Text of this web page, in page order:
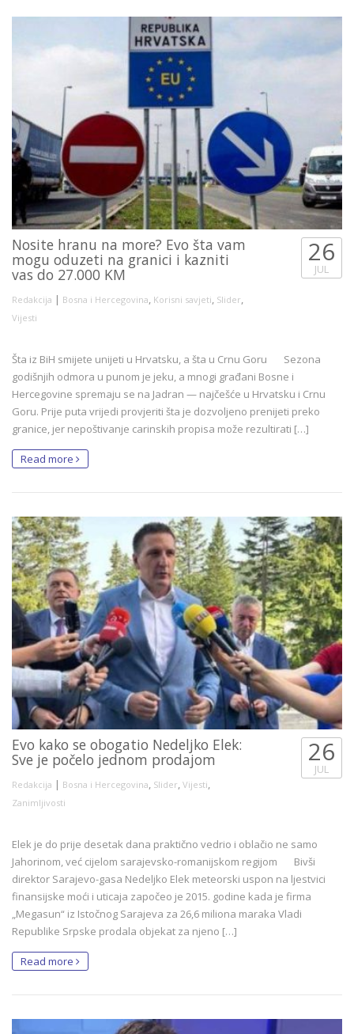
Nosite hranu na more? Evo šta vam
mogu oduzeti na granici i kazniti
vas do 27.000 KM
Redakcija | Bosna i Hercegovina, Korisni savjeti, Slider,
Vijesti
26
JUL
Šta iz BiH smijete unijeti u Hrvatsku, a šta u Crnu Goru Sezona
godišnjih odmora u punom je jeku, a mnogi građani Bosne i
Hercegovine spremaju se na Jadran — najčešće u Hrvatsku i Crnu
Goru. Prije puta vrijedi provjeriti šta je dozvoljeno prenijeti preko
granice, jer nepoštivanje carinskih propisa može rezultirati […]
Read more
Evo kako se obogatio Nedeljko Elek:
Sve je počelo jednom prodajom
Redakcija | Bosna i Hercegovina, Slider, Vijesti,
Zanimljivosti
26
JUL
Elek je do prije desetak dana praktično vedrio i oblačio ne samo
Jahorinom, već cijelom sarajevsko-romanijskom regijom Bivši
direktor Sarajevo-gasa Nedeljko Elek meteorski uspon na ljestvici
finansijske moći i uticaja započeo je 2015. godine kada je firma
„Megasun“ iz Istočnog Sarajeva za 26,6 miliona maraka Vladi
Republike Srpske prodala objekat za njeno […]
Read more